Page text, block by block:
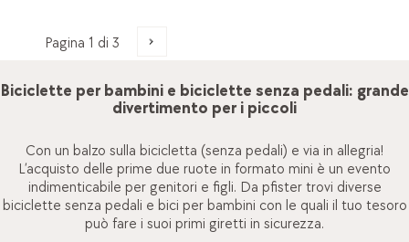
Biciclette per bambini e biciclette senza pedali: grande
divertimento per i piccoli
Con un balzo sulla bicicletta (senza pedali) e via in allegria!
L’acquisto delle prime due ruote in formato mini è un evento
indimenticabile per genitori e figli. Da pfister trovi diverse
biciclette senza pedali e bici per bambini con le quali il tuo tesoro
può fare i suoi primi giretti in sicurezza.